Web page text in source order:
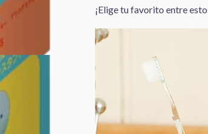
¡Elige tu favorito entre